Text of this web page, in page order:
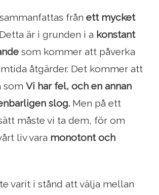
från ett mycket
Detta är i grunden i a konstant
som kommer att påverka
åtgärder. Det kommer att
som Vi har fel, och en annan
slog. Men på ett
måste vi ta dem, för om
liv vara monotont och
varit i stånd att välja mellan